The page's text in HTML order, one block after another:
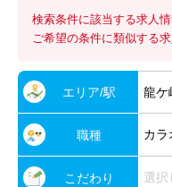
検索条件に該当する求人
ご希望の条件に類似する
エリア/駅 龍ケ
職種 カラ
こだわり 選択